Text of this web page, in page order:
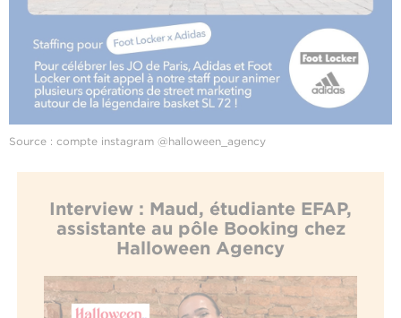
Source : compte instagram @halloween_agency
Interview : Maud, étudiante EFAP,
assistante au pôle Booking chez
Halloween Agency